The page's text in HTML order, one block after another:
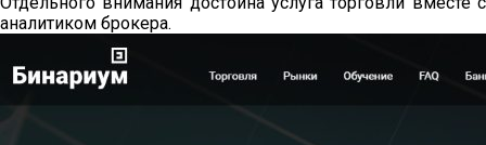
аналитиком брокера.